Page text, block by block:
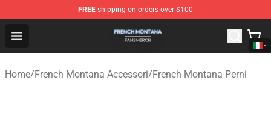
FREE shipping on orders over $100
Open menu
French Montana Shop - Official French Montana
Home/French Montana Accessori/French Montana Perni